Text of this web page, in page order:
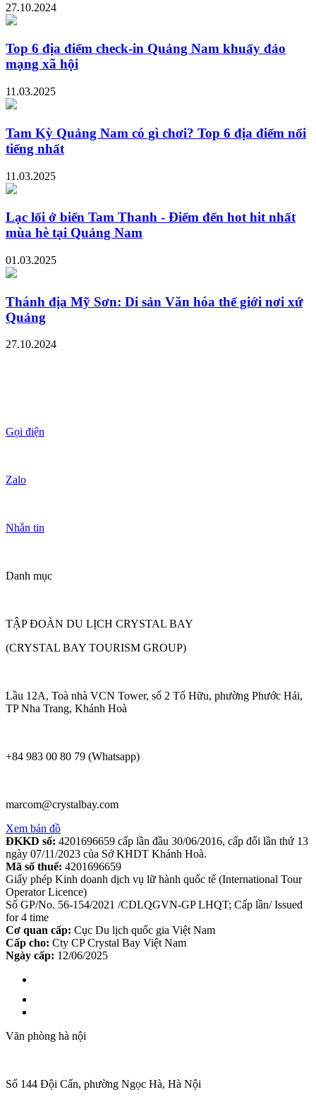
27.10.2024
Top 6 địa điểm check-in Quảng Nam khuấy đảo
mạng xã hội
11.03.2025
Tam Kỳ Quảng Nam có gì chơi? Top 6 địa điểm nổi
tiếng nhất
11.03.2025
Lạc lối ở biển Tam Thanh - Điểm đến hot hit nhất
mùa hè tại Quảng Nam
01.03.2025
Thánh địa Mỹ Sơn: Di sản Văn hóa thế giới nơi xứ
Quảng
27.10.2024
Gọi điện
Zalo
Nhắn tin
Danh mục
TẬP ĐOÀN DU LỊCH CRYSTAL BAY
(CRYSTAL BAY TOURISM GROUP)
Lầu 12A, Toà nhà VCN Tower, số 2 Tố Hữu, phường Phước Hải,
TP Nha Trang, Khánh Hoà
+84 983 00 80 79 (Whatsapp)
marcom@crystalbay.com
Xem bản đồ
ĐKKD số: 4201696659 cấp lần đầu 30/06/2016, cấp đổi lần thứ 13
ngày 07/11/2023 của Sở KHDT Khánh Hoà.
Mã số thuế: 4201696659
Giấy phép Kinh doanh dịch vụ lữ hành quốc tế (International Tour
Operator Licence)
Số GP/No. 56-154/2021 /CDLQGVN-GP LHQT; Cấp lần/ Issued
for 4 time
Cơ quan cấp: Cục Du lịch quốc gia Việt Nam
Cấp cho: Cty CP Crystal Bay Việt Nam
Ngày cấp: 12/06/2025
Văn phòng hà nội
Số 144 Đội Cấn, phường Ngọc Hà, Hà Nội